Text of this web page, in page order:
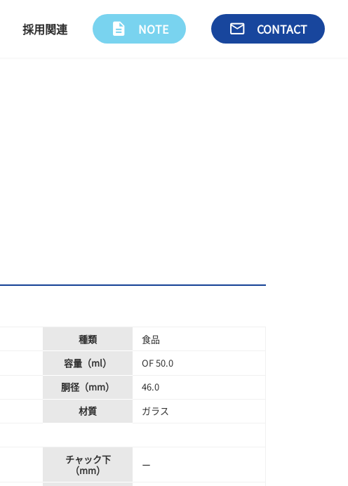
採用関連 description NOTE email CONTACT
種類
食品
容量（ml）
OF 50.0
胴径（mm）
46.0
材質
ガラス
チャック下
（mm）
ー